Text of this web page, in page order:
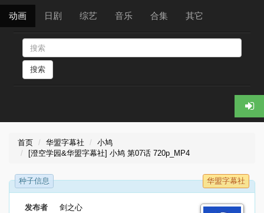
动画 日剧 综艺 音乐 合集 其它
搜索
首页 华盟字幕社
小鸠
[澄空学园&华盟字幕社] 小鸠 第07话 720p_MP4
种子信息 华盟字幕社
发布者
剑之心